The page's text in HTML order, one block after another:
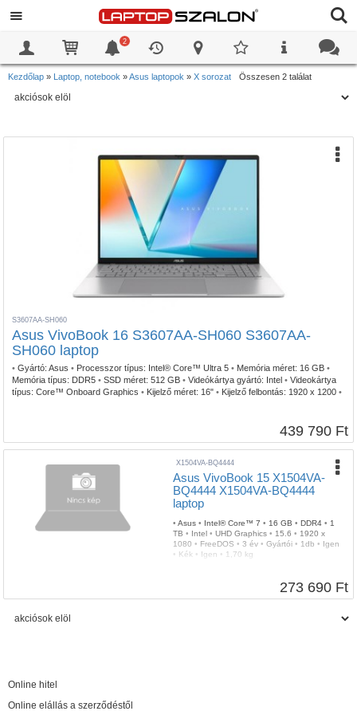
2
Kezdőlap » Laptop, notebook »Asus laptopok » X sorozat Összesen 2 találat
S3607AA-SH060
Asus VivoBook 16 S3607AA-SH060 S3607AA-
SH060 laptop
• Gyártó: Asus • Processzor típus: Intel® Core™ Ultra 5 • Memória méret: 16 GB •
Memória típus: DDR5 • SSD méret: 512 GB • Videókártya gyártó: Intel • Videokártya
típus: Core™ Onboard Graphics • Kijelző méret: 16" • Kijelző felbontás: 1920 x 1200 •
439 790 Ft
X1504VA-BQ4444
Asus VivoBook 15 X1504VA-
BQ4444 X1504VA-BQ4444
laptop
• Asus • Intel® Core™ 7 • 16 GB • DDR4 • 1
TB • Intel • UHD Graphics • 15.6 • 1920 x
1080 • FreeDOS • 3 év • Gyártói • 1db • Igen
• Kék • Igen • 1,70 kg
273 690 Ft
Online hitel
Online elállás a szerződéstől
0
0